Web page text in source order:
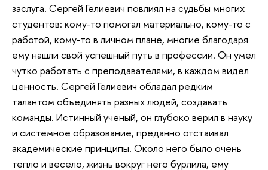
заслуга. Сергей Гелиевич повлиял на судьбы многих
студентов: кому-то помогал материально, кому-то с
работой, кому-то в личном плане, многие благодаря
ему нашли свой успешный путь в профессии. Он умел
чутко работать с преподавателями, в каждом видел
ценность. Сергей Гелиевич обладал редким
талантом объединять разных людей, создавать
команды. Истинный ученый, он глубоко верил в науку
и системное образование, преданно отстаивал
академические принципы. Около него было очень
тепло и весело, жизнь вокруг него бурлила, ему